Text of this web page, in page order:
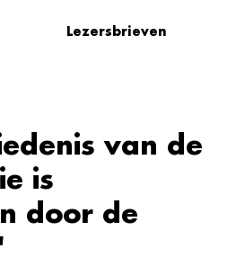
Lezersbrieven
van de
is
door de